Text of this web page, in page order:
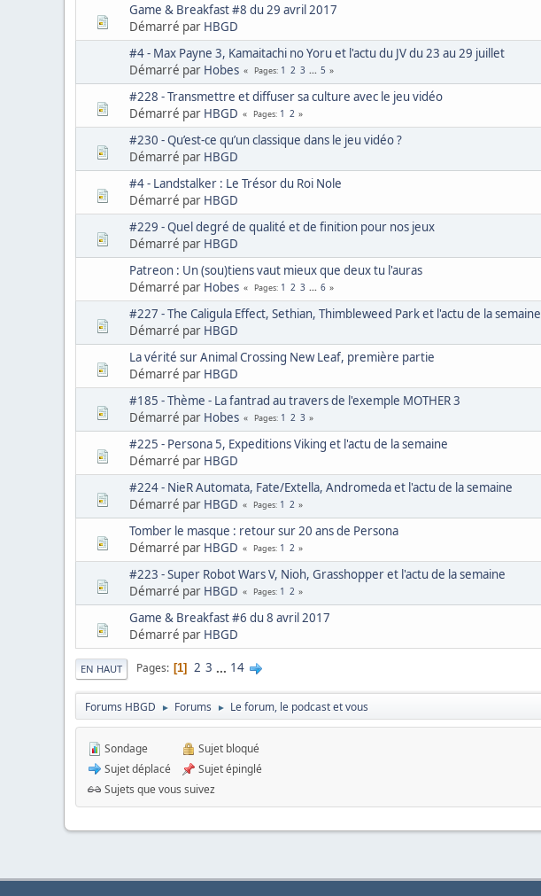
Game & Breakfast #8 du 29 avril 2017
Démarré par HBGD
#4 - Max Payne 3, Kamaitachi no Yoru et l'actu du JV du 23 au 29 juillet
Démarré par Hobes Pages 1 2 3 ... 5
#228 - Transmettre et diffuser sa culture avec le jeu vidéo
Démarré par HBGD Pages 1 2
#230 - Qu’est-ce qu’un classique dans le jeu vidéo ?
Démarré par HBGD
#4 - Landstalker : Le Trésor du Roi Nole
Démarré par HBGD
#229 - Quel degré de qualité et de finition pour nos jeux
Démarré par HBGD
Patreon : Un (sou)tiens vaut mieux que deux tu l'auras
Démarré par Hobes Pages 1 2 3 ... 6
#227 - The Caligula Effect, Sethian, Thimbleweed Park et l'actu de la semaine
Démarré par HBGD
La vérité sur Animal Crossing New Leaf, première partie
Démarré par HBGD
#185 - Thème - La fantrad au travers de l'exemple MOTHER 3
Démarré par Hobes Pages 1 2 3
#225 - Persona 5, Expeditions Viking et l'actu de la semaine
Démarré par HBGD
#224 - NieR Automata, Fate/Extella, Andromeda et l'actu de la semaine
Démarré par HBGD Pages 1 2
Tomber le masque : retour sur 20 ans de Persona
Démarré par HBGD Pages 1 2
#223 - Super Robot Wars V, Nioh, Grasshopper et l'actu de la semaine
Démarré par HBGD Pages 1 2
Game & Breakfast #6 du 8 avril 2017
Démarré par HBGD
EN HAUT Pages 1 2 3 ... 14
Forums HBGD ► Forums ► Le forum, le podcast et vous
Sondage
Sujet déplacé
Sujet bloqué
Sujet épinglé
Sujets que vous suivez